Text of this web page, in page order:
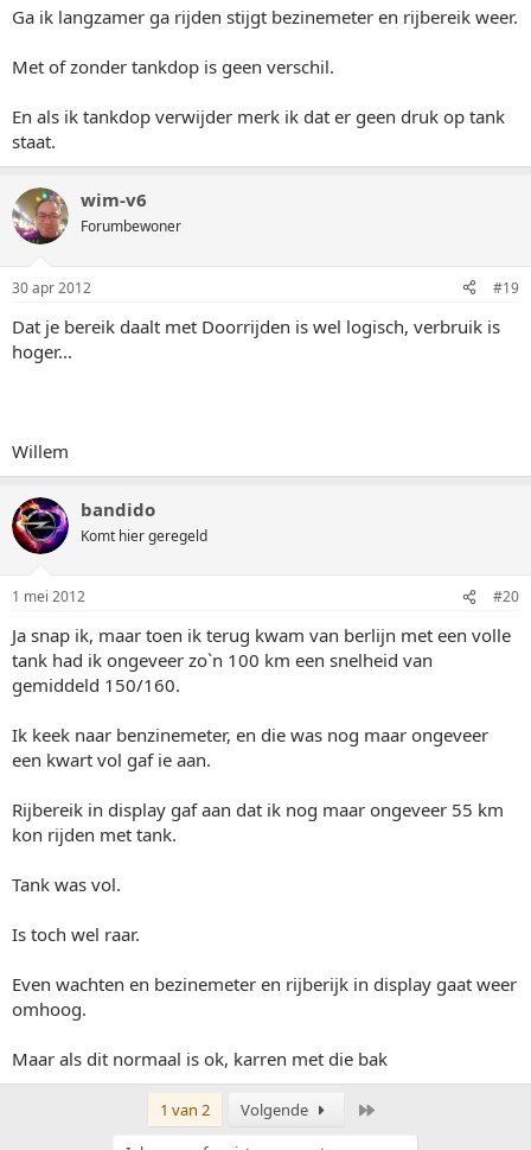
Ga ik langzamer ga rijden stijgt bezinemeter en rijbereik weer.
Met of zonder tankdop is geen verschil.
En als ik tankdop verwijder merk ik dat er geen druk op tank
staat.
wim-v6
Forumbewoner
30 apr 2012 #19
Dat je bereik daalt met Doorrijden is wel logisch, verbruik is
hoger...
Willem
bandido
Komt hier geregeld
1 mei 2012 #20
Ja snap ik, maar toen ik terug kwam van berlijn met een volle
tank had ik ongeveer zo`n 100 km een snelheid van
gemiddeld 150/160.
Ik keek naar benzinemeter, en die was nog maar ongeveer
een kwart vol gaf ie aan.
Rijbereik in display gaf aan dat ik nog maar ongeveer 55 km
kon rijden met tank.
Tank was vol.
Is toch wel raar.
Even wachten en bezinemeter en rijberijk in display gaat weer
omhoog.
Maar als dit normaal is ok, karren met die bak
1 van 2 Volgende